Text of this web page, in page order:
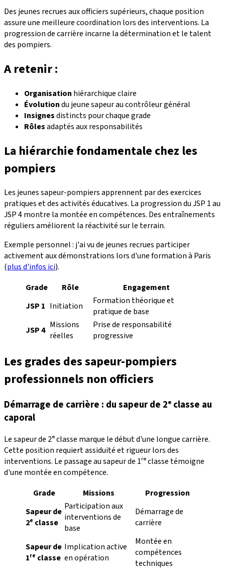
Des jeunes recrues aux officiers supérieurs, chaque position
assure une meilleure coordination lors des interventions. La
progression de carrière incarne la détermination et le talent
des pompiers.
A retenir :
Organisation hiérarchique claire
Évolutiondu jeune sapeur au contrôleur général
Insignesdistincts pour chaque grade
Rôlesadaptés aux responsabilités
La hiérarchie fondamentale chez les
pompiers
Les jeunes sapeur-pompiers apprennent par des exercices
pratiques et des activités éducatives. La progression du JSP 1 au
JSP 4 montre la montée en compétences. Des entraînements
réguliers améliorent la réactivité sur le terrain.
Exemple personnel : j'ai vu de jeunes recrues participer
activement aux démonstrations lors d'une formation à Paris
(plus d'infos ici).
Grade
Rôle
Engagement
JSP 1 Initiation
Formation théorique et
pratique de base
JSP 4 Missions
réelles
Prise de responsabilité
progressive
Les grades des sapeur-pompiers
professionnels non officiers
Démarrage de carrière : du sapeur de 2ᵉ classe au
caporal
Le sapeur de 2ᵉ classe marque le début d'une longue carrière.
Cette position requiert assiduité et rigueur lors des
interventions. Le passage au sapeur de 1ʳᵉ classe témoigne
d'une montée en compétence.
Grade
Missions
Progression
Sapeur de
2ᵉ classe
Participation aux
interventions de
base
Démarrage de
carrière
Sapeur de
1ʳᵉ classe
Implication active
en opération
Montée en
compétences
techniques